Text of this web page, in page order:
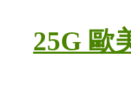
25G 歐